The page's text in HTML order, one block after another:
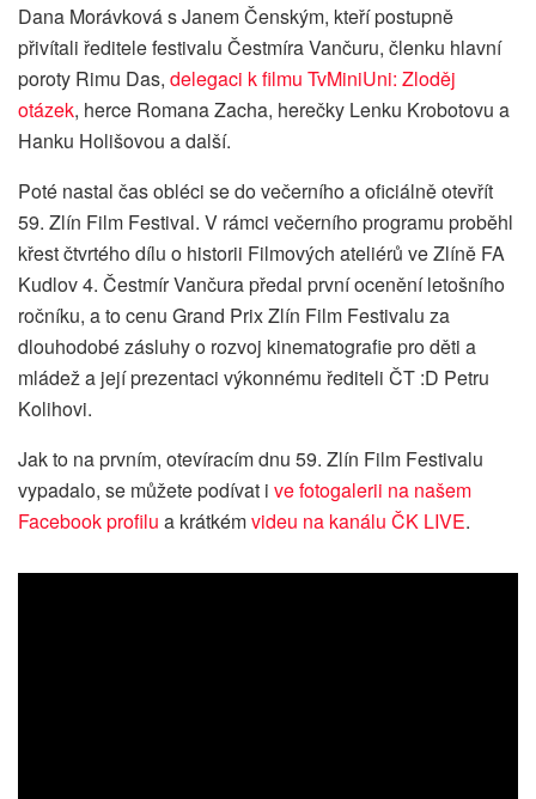
Dana Morávková s Janem Čenským, kteří postupně
přivítali ředitele festivalu Čestmíra Vančuru, členku hlavní
poroty Rimu Das, delegaci k filmu TvMiniUni: Zloděj
otázek, herce Romana Zacha, herečky Lenku Krobotovu a
Hanku Holišovou a další.
Poté nastal čas obléci se do večerního a oficiálně otevřít
59. Zlín Film Festival. V rámci večerního programu proběhl
křest čtvrtého dílu o historii Filmových ateliérů ve Zlíně FA
Kudlov 4. Čestmír Vančura předal první ocenění letošního
ročníku, a to cenu Grand Prix Zlín Film Festivalu za
dlouhodobé zásluhy o rozvoj kinematografie pro děti a
mládež a její prezentaci výkonnému řediteli ČT :D Petru
Kolihovi.
Jak to na prvním, otevíracím dnu 59. Zlín Film Festivalu
vypadalo, se můžete podívat i ve fotogalerii na našem
Facebook profilu a krátkémvideu na kanálu ČK LIVE.